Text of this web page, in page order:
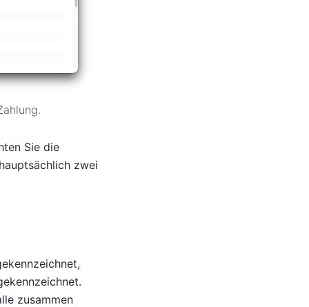
Sie die
zwei
zusammen